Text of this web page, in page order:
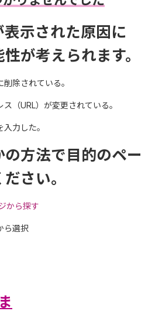
表示された原因に
が考えられます。
除されている。
（URL）が変更されている。
力した。
方法で目的のペー
さい。
から探す
ら選択